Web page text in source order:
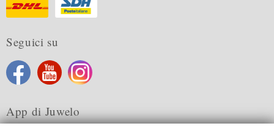
Seguici su
App di Juwelo